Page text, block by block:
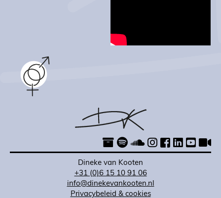
Dineke van Kooten
+31 (0)6 15 10 91 06
info@dinekevankooten.nl
Privacybeleid & cookies